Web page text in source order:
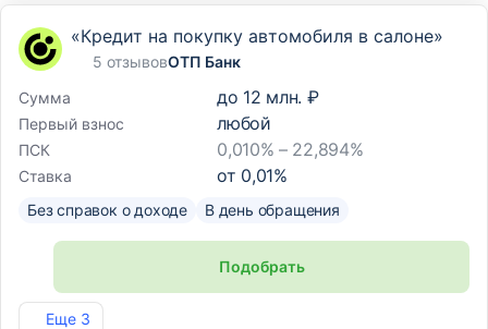
Еще 3
«Кредит на покупку автомобиля в салоне»
5 отзывовОТП Банк
Сумма
до 12 млн. ₽
Первый взнос любой
ПСК 0,010% – 22,894%
Ставка от 0,01%
Без справок о доходе В день обращения
Подобрать
Лиц. №2766